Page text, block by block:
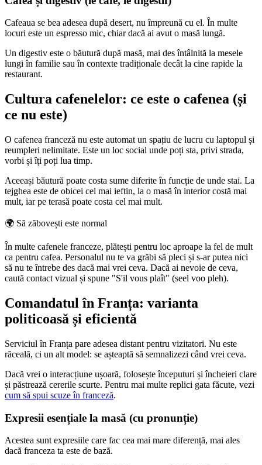
Cafeaua se bea adesea după desert, nu împreună cu el. În multe
locuri este un espresso mic, chiar dacă ai avut o masă lungă.
Un digestiv este o băutură după masă, mai des întâlnită la mesele
lungi în familie sau în contexte tradiționale decât la cine rapide la
restaurant.
Cultura cafenelelor: ce este o cafenea (și
ce nu este)
O cafenea franceză nu este automat un spațiu de lucru cu laptopul și
reumpleri nelimitate. Este un loc social unde poți sta, privi strada,
vorbi și îți poți lua timp.
Aceeași băutură poate costa sume diferite în funcție de unde stai. La
tejghea este de obicei cel mai ieftin, la o masă în interior costă mai
mult, iar pe terasă poate costa cel mai mult.
🌍 Să zăbovești este normal
În multe cafenele franceze, plătești pentru loc aproape la fel de mult
ca pentru cafea. Personalul nu te va grăbi să pleci și s-ar putea nici
să nu te întrebe des dacă mai vrei ceva. Dacă ai nevoie de ceva,
caută contact vizual și spune "S'il vous plaît" (seel voo pleh).
Comandatul în Franța: varianta
politicoasă și eficientă
Serviciul în Franța pare adesea distant pentru vizitatori. Nu este
răceală, ci un alt model: se așteaptă să semnalizezi când vrei ceva.
Dacă vrei o interacțiune ușoară, folosește începuturi și încheieri clare
și păstrează cererile scurte. Pentru mai multe replici gata făcute, vezi
cum să spui scuze în franceză.
Expresii esențiale la masă (cu pronunție)
Acestea sunt expresiile care fac cea mai mare diferență, mai ales
dacă franceza ta este de bază.